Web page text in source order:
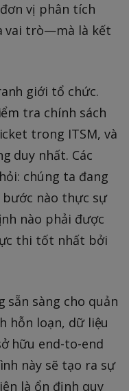
vị phân tích
vai trò—mà là kết
giới tổ chức.
tra chính sách
trong ITSM, và
duy nhất. Các
chúng ta đang
nào thực sự
nào phải được
thi tốt nhất bởi
sẵn sàng cho quản
hỗn loạn, dữ liệu
hữu end-to-end
này sẽ tạo ra sự
là ổn định quy